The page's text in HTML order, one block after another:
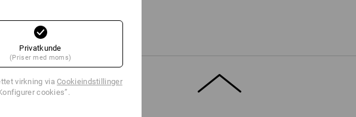
Privatkunde
(Priser med moms)
virkning viaCookieindstillinger
cookies”.